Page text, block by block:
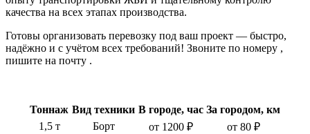
качества на всех этапах производства.
Готовы организовать перевозку под ваш проект — быстро,
надёжно и с учётом всех требований! Звоните по номеру ,
пишите на почту .
Тоннаж Вид техники В городе, час За городом, км
1,5 т
Борт от 1200 ₽
от 80 ₽